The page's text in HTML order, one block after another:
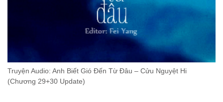
Truyện Audio: Anh Biết Gió Đến Từ Đâu – Cửu Nguyệt Hi
(Chương 29+30 Update)